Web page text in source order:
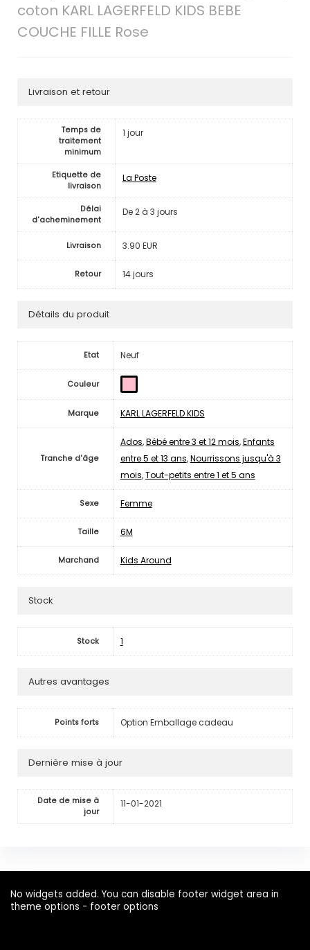
coton KARL LAGERFELD KIDS BEBE
COUCHE FILLE Rose
Livraison et retour
Temps de
traitement
minimum
1 jour
Etiquette de
livraison
La Poste
Délai
d'acheminement
De 2 à 3 jours
Livraison 3.90 EUR
Retour 14 jours
Détails du produit
Etat Neuf
Couleur
Marque KARL LAGERFELD KIDS
Tranche d'âge
Ados,Bébé entre 3 et 12 mois,Enfants
entre 5 et 13 ans,Nourrissons jusqu'à 3
mois,Tout-petits entre 1 et 5 ans
Sexe Femme
Taille 6M
Marchand Kids Around
Stock
Stock 1
Autres avantages
Points forts Option Emballage cadeau
Dernière mise à jour
Date de mise à
jour
11-01-2021
No widgets added. You can disable footer widget area in
theme options - footer options